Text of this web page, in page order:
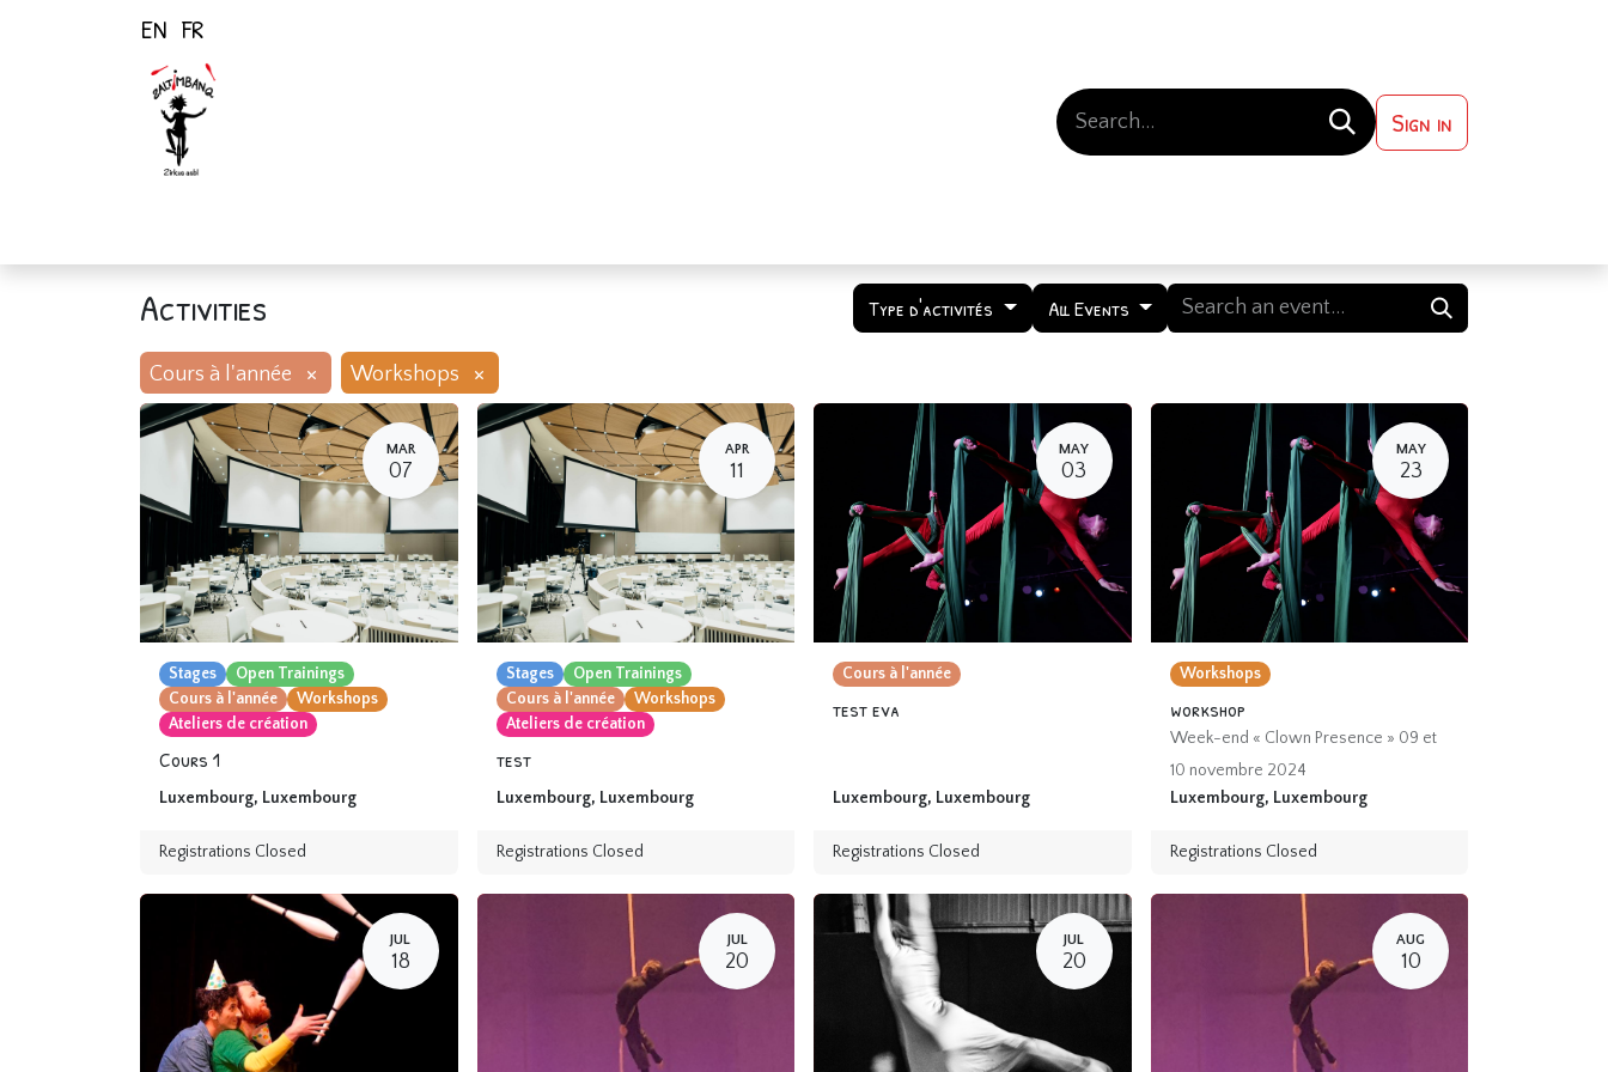
EN FR
Sign in
Activities Type d'activités All Events
Cours à l'année × Workshops ×
MAR
07
Stages
Open Trainings
Cours à l'année
Workshops
Ateliers de création
Cours 1
Luxembourg, Luxembourg
Registrations Closed
APR
11
Stages
Open Trainings
Cours à l'année
Workshops
Ateliers de création
test
Luxembourg, Luxembourg
Registrations Closed
MAY
03
Cours à l'année
test eva
Luxembourg, Luxembourg
Registrations Closed
MAY
23
Workshops
workshop
Week-end « Clown Presence » 09 et
10 novembre 2024
Luxembourg, Luxembourg
Registrations Closed
JUL
18
JUL
20
JUL
20
AUG
10